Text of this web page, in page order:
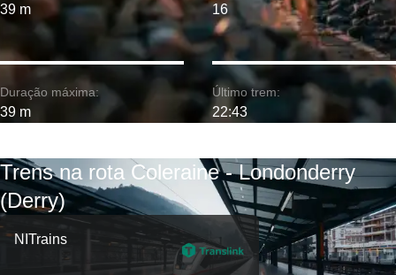
39 m
Duração máxima:
39 m
16
Último trem:
22:43
Trens na rota Coleraine - Londonderry
(Derry)
NITrains